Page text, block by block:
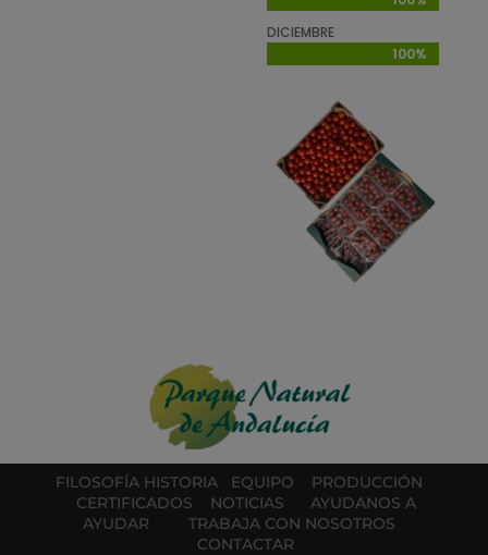
DICIEMBRE
100%
100%
FILOSOFÍA HISTORIA EQUIPO
PRODUCCIÓN
CERTIFICADOS
NOTICIAS
AYUDANOS A
AYUDAR
TRABAJA CON NOSOTROS
CONTACTAR